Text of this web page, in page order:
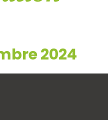
2024